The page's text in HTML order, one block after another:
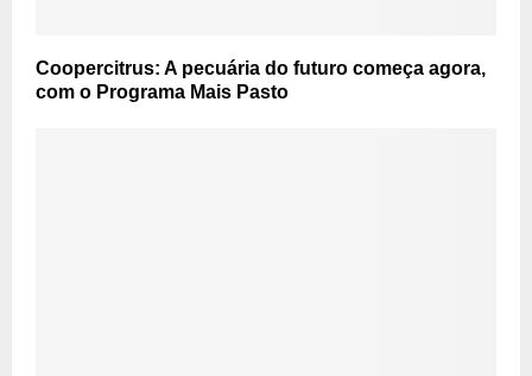
Coopercitrus: A pecuária do futuro começa agora,
com o Programa Mais Pasto